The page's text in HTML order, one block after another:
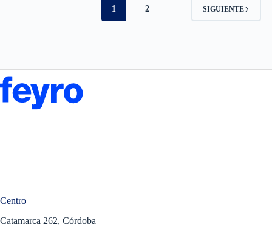
1 2 SIGUIENTE
Centro
Catamarca 262, Córdoba